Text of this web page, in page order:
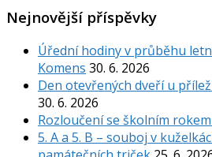
Nejnovější příspěvky
Úřední hodiny v průběhu
Komens 30. 6. 2026
Den otevřených dveří u
30. 6. 2026
Rozloučení se školním
5. A a 5. B – souboj v